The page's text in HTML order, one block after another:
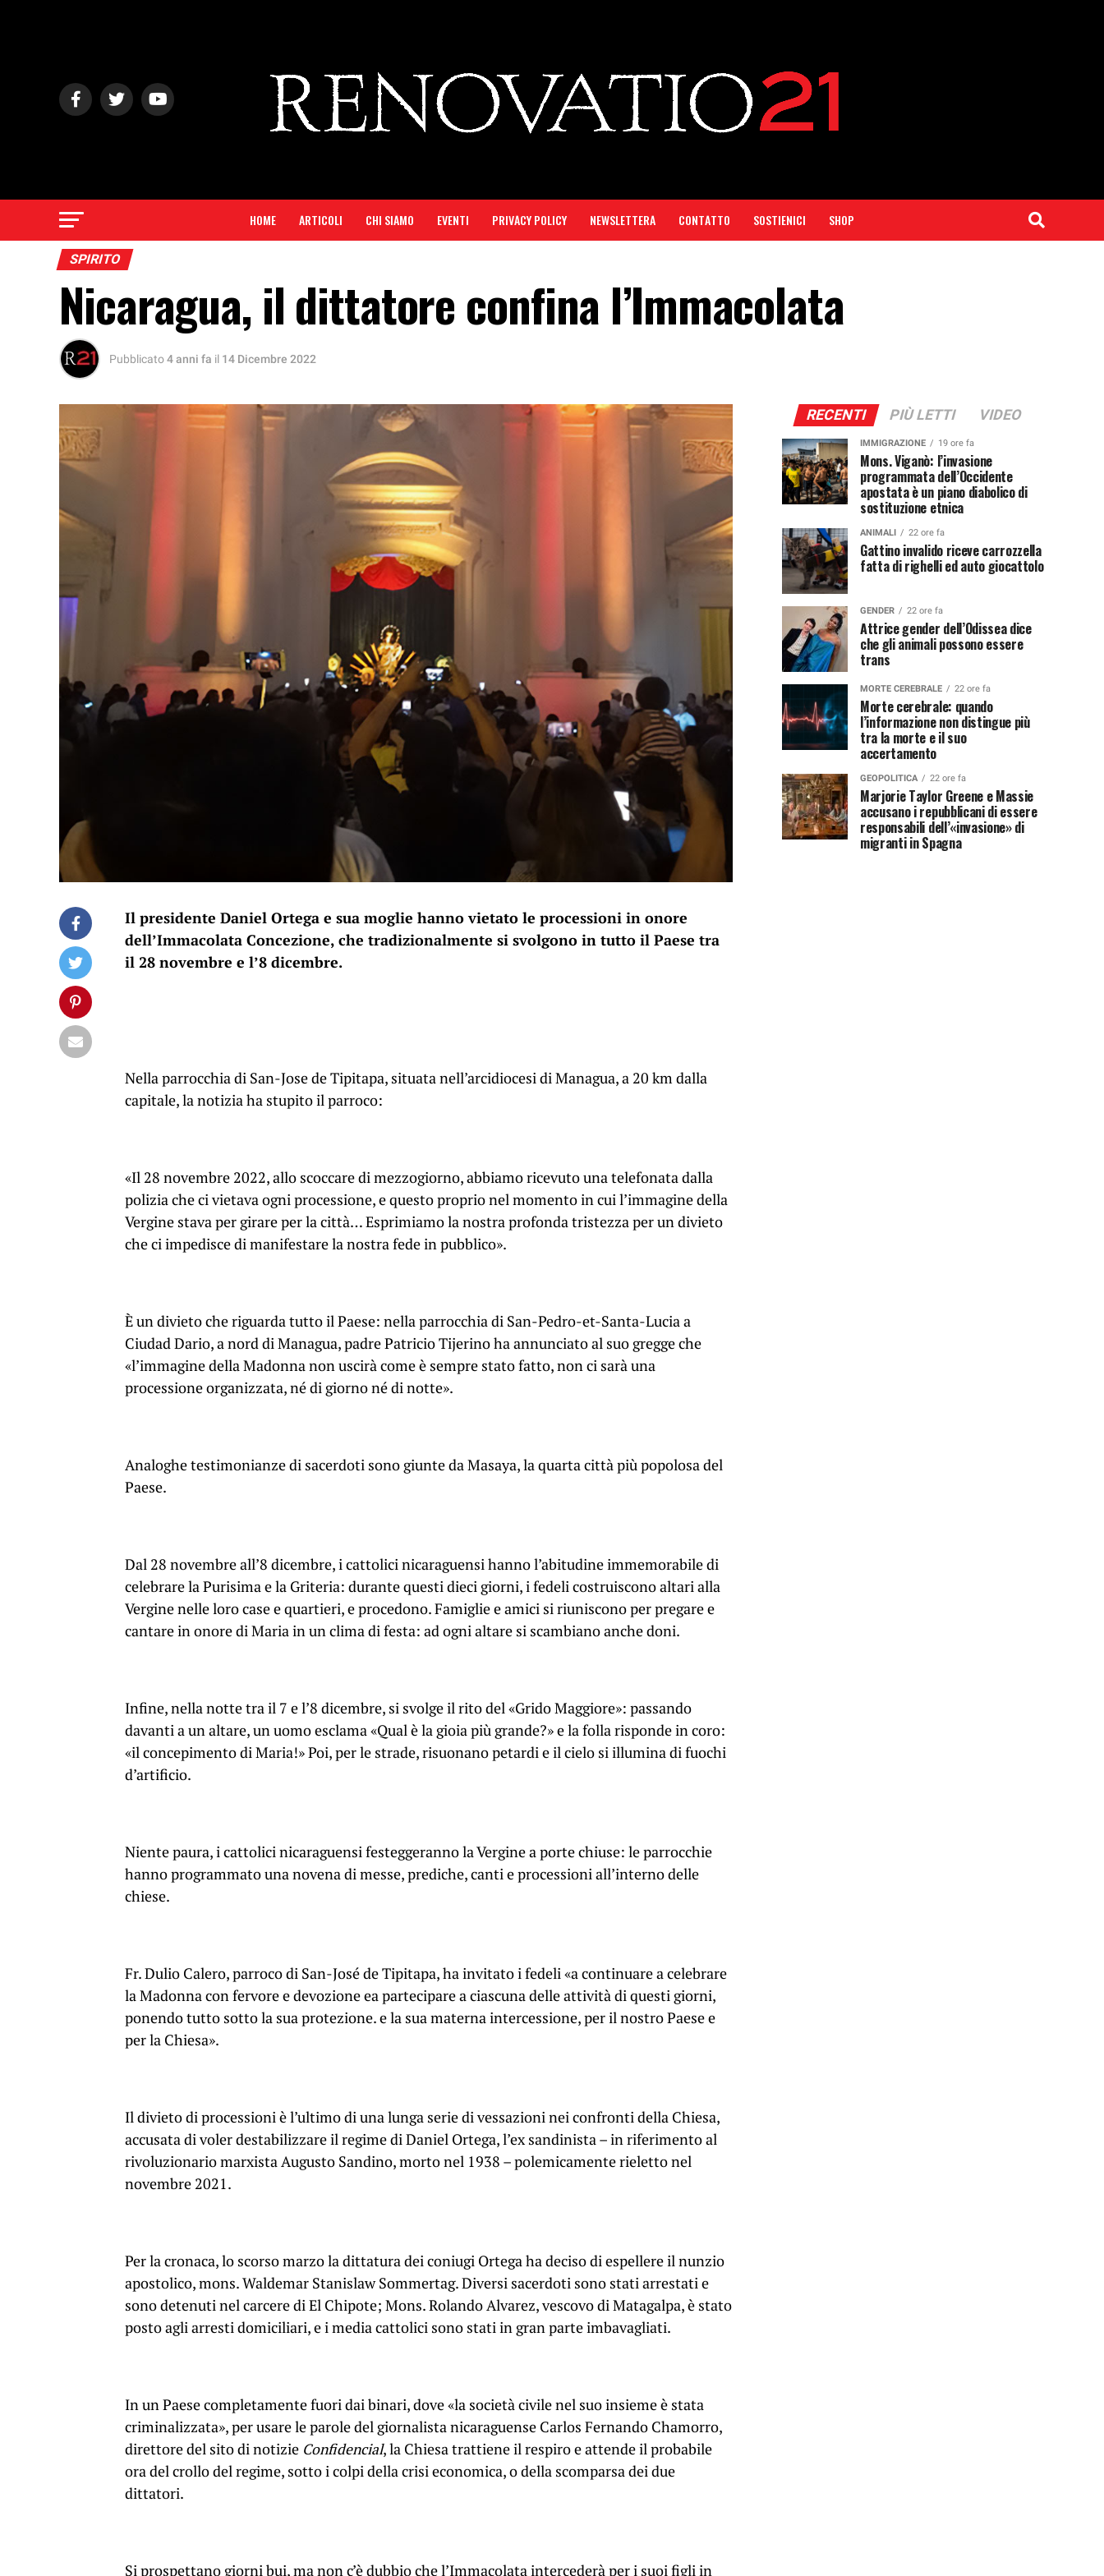
HOME ARTICOLI CHI SIAMO EVENTI PRIVACY POLICY NEWSLETTERA CONTATTO SOSTIENICI SHOP
SPIRITO
Nicaragua, il dittatore confina l’Immacolata
Pubblicato4 anni fa il 14 Dicembre 2022
Il presidente Daniel Ortega e sua moglie hanno vietato le processioni in onore
dell’Immacolata Concezione, che tradizionalmente si svolgono in tutto il Paese tra
il 28 novembre e l’8 dicembre.
Nella parrocchia di San-Jose de Tipitapa, situata nell’arcidiocesi di Managua, a 20 km dalla
capitale, la notizia ha stupito il parroco:
«Il 28 novembre 2022, allo scoccare di mezzogiorno, abbiamo ricevuto una telefonata dalla
polizia che ci vietava ogni processione, e questo proprio nel momento in cui l’immagine della
Vergine stava per girare per la città… Esprimiamo la nostra profonda tristezza per un divieto
che ci impedisce di manifestare la nostra fede in pubblico».
È un divieto che riguarda tutto il Paese: nella parrocchia di San-Pedro-et-Santa-Lucia a
Ciudad Dario, a nord di Managua, padre Patricio Tijerino ha annunciato al suo gregge che
«l’immagine della Madonna non uscirà come è sempre stato fatto, non ci sarà una
processione organizzata, né di giorno né di notte».
Analoghe testimonianze di sacerdoti sono giunte da Masaya, la quarta città più popolosa del
Paese.
Dal 28 novembre all’8 dicembre, i cattolici nicaraguensi hanno l’abitudine immemorabile di
celebrare la Purisima e la Griteria: durante questi dieci giorni, i fedeli costruiscono altari alla
Vergine nelle loro case e quartieri, e procedono. Famiglie e amici si riuniscono per pregare e
cantare in onore di Maria in un clima di festa: ad ogni altare si scambiano anche doni.
Infine, nella notte tra il 7 e l’8 dicembre, si svolge il rito del «Grido Maggiore»: passando
davanti a un altare, un uomo esclama «Qual è la gioia più grande?» e la folla risponde in coro:
«il concepimento di Maria!» Poi, per le strade, risuonano petardi e il cielo si illumina di fuochi
d’artificio.
Niente paura, i cattolici nicaraguensi festeggeranno la Vergine a porte chiuse: le parrocchie
hanno programmato una novena di messe, prediche, canti e processioni all’interno delle
chiese.
Fr. Dulio Calero, parroco di San-José de Tipitapa, ha invitato i fedeli «a continuare a celebrare
la Madonna con fervore e devozione ea partecipare a ciascuna delle attività di questi giorni,
ponendo tutto sotto la sua protezione. e la sua materna intercessione, per il nostro Paese e
per la Chiesa».
Il divieto di processioni è l’ultimo di una lunga serie di vessazioni nei confronti della Chiesa,
accusata di voler destabilizzare il regime di Daniel Ortega, l’ex sandinista – in riferimento al
rivoluzionario marxista Augusto Sandino, morto nel 1938 – polemicamente rieletto nel
novembre 2021.
Per la cronaca, lo scorso marzo la dittatura dei coniugi Ortega ha deciso di espellere il nunzio
apostolico, mons. Waldemar Stanislaw Sommertag. Diversi sacerdoti sono stati arrestati e
sono detenuti nel carcere di El Chipote; Mons. Rolando Alvarez, vescovo di Matagalpa, è stato
posto agli arresti domiciliari, e i media cattolici sono stati in gran parte imbavagliati.
In un Paese completamente fuori dai binari, dove «la società civile nel suo insieme è stata
criminalizzata», per usare le parole del giornalista nicaraguense Carlos Fernando Chamorro,
direttore del sito di notizie Confidencial, la Chiesa trattiene il respiro e attende il probabile
ora del crollo del regime, sotto i colpi della crisi economica, o della scomparsa dei due
dittatori.
Si prospettano giorni bui, ma non c’è dubbio che l’Immacolata intercederà per i suoi figli in
RECENTI PIÙ LETTI VIDEO
IMMIGRAZIONE 19 ore fa
Mons. Viganò: l’invasione
programmata dell’Occidente
apostata è un piano diabolico di
sostituzione etnica
ANIMALI 22 ore fa
Gattino invalido riceve carrozzella
fatta di righelli ed auto giocattolo
GENDER 22 ore fa
Attrice gender dell’Odissea dice
che gli animali possono essere
trans
MORTE CEREBRALE 22 ore fa
Morte cerebrale: quando
l’informazione non distingue più
tra la morte e il suo
accertamento
GEOPOLITICA 22 ore fa
Marjorie Taylor Greene e Massie
accusano i repubblicani di essere
responsabili dell’«invasione» di
migranti in Spagna